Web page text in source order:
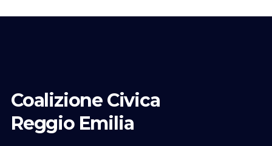
Coalizione Civica
Reggio Emilia